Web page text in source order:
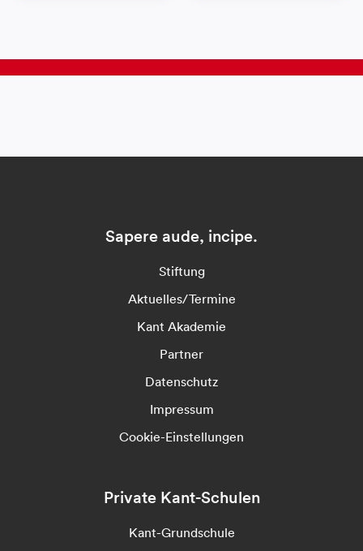
Sapere aude, incipe.
Stiftung
Aktuelles/Termine
Kant Akademie
Partner
Datenschutz
Impressum
Cookie-Einstellungen
Private Kant-Schulen
Kant-Grundschule